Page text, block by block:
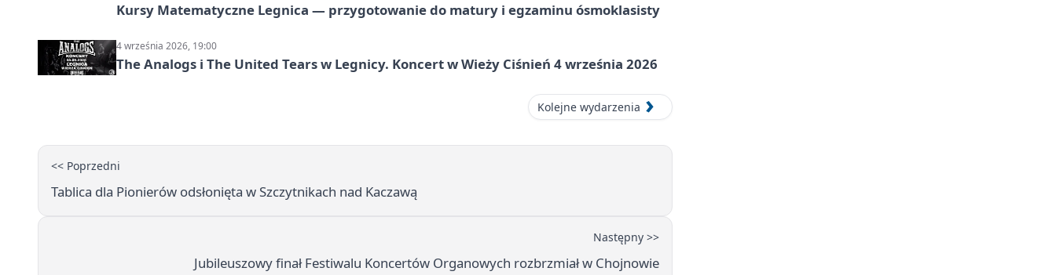
Kursy Matematyczne Legnica — przygotowanie do matury i egzaminu ósmoklasisty
4 września 2026, 19:00
The Analogs i The United Tears w Legnicy. Koncert w Wieży Ciśnień 4 września 2026
Kolejne wydarzenia
<< Poprzedni
Tablica dla Pionierów odsłonięta w Szczytnikach nad Kaczawą
Następny >>
Jubileuszowy finał Festiwalu Koncertów Organowych rozbrzmiał w Chojnowie